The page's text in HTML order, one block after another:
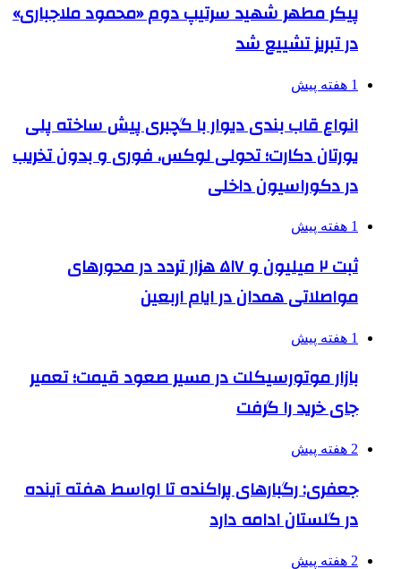
پیکر مطهر شهید سرتیپ دوم «محمود ملاجباری»
در تبریز تشییع شد
1 هفته پیش
انواع قاب بندی دیوار با گچبری پیش ساخته پلی
یورتان دکارت؛ تحولی لوکس، فوری و بدون تخریب
در دکوراسیون داخلی
1 هفته پیش
ثبت ۲ میلیون و ۵۱۷ هزار تردد در محورهای
مواصلاتی همدان در ایام اربعین
1 هفته پیش
بازار موتورسیکلت در مسیر صعود قیمت؛ تعمیر
جای خرید را گرفت
2 هفته پیش
جعفری: رگبارهای پراکنده تا اواسط هفته آینده
در گلستان ادامه دارد
2 هفته پیش